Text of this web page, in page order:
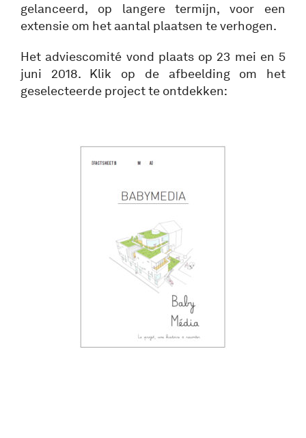
gelanceerd, op langere termijn, voor een
extensie om het aantal plaatsen te verhogen.
Het adviescomité vond plaats op 23 mei en 5
juni 2018. Klik op de afbeelding om het
geselecteerde project te ontdekken: